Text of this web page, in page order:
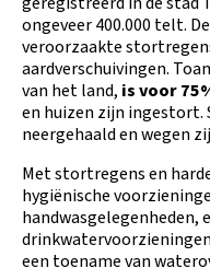
ongeveer 400.000 telt.
veroorzaakte
aardverschuivingen.
van het land, is voor
en huizen zijn
neergehaald en wegen
‍Met stortregens en
hygiënische
handwasgelegenheden,
een toename van